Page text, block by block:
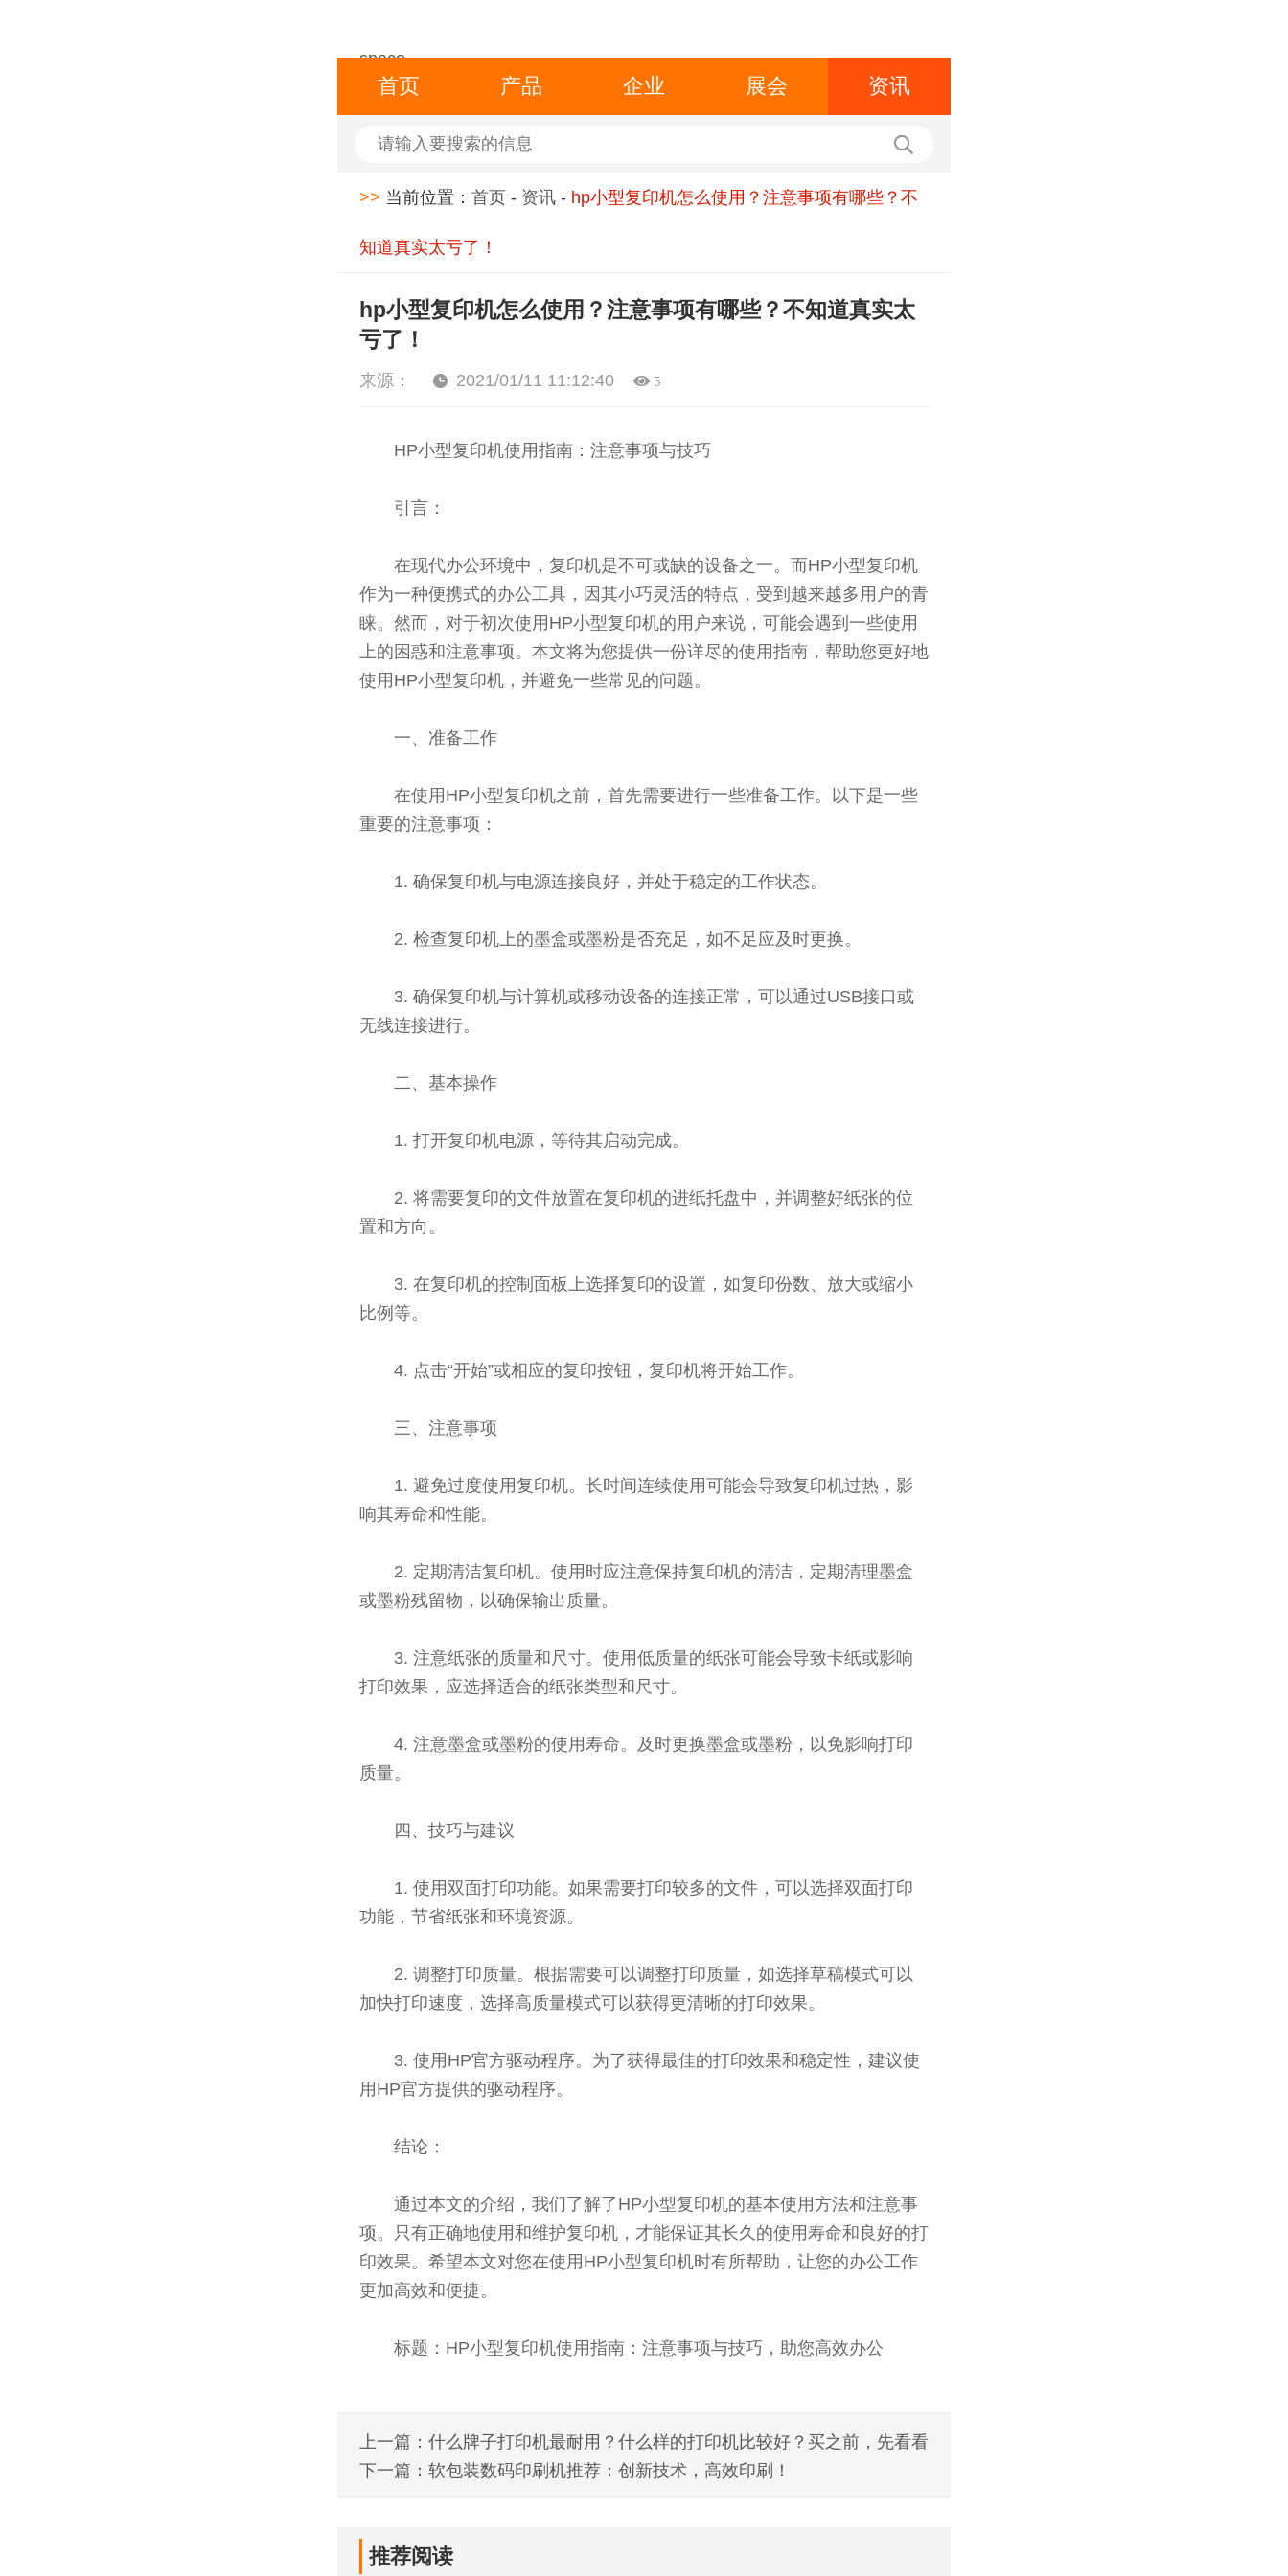
space
首页 产品 企业 展会 资讯
>> 当前位置： 首页 - 资讯- hp小型复印机怎么使用？注意事项有哪些？不
知道真实太亏了！
hp小型复印机怎么使用？注意事项有哪些？不知道真实太
亏了！
来源： 2021/01/11 11:12:40 5
HP小型复印机使用指南：注意事项与技巧
引言：
在现代办公环境中，复印机是不可或缺的设备之一。而HP小型复印机
作为一种便携式的办公工具，因其小巧灵活的特点，受到越来越多用户的青
睐。然而，对于初次使用HP小型复印机的用户来说，可能会遇到一些使用
上的困惑和注意事项。本文将为您提供一份详尽的使用指南，帮助您更好地
使用HP小型复印机，并避免一些常见的问题。
一、准备工作
在使用HP小型复印机之前，首先需要进行一些准备工作。以下是一些
重要的注意事项：
1. 确保复印机与电源连接良好，并处于稳定的工作状态。
2. 检查复印机上的墨盒或墨粉是否充足，如不足应及时更换。
3. 确保复印机与计算机或移动设备的连接正常，可以通过USB接口或
无线连接进行。
二、基本操作
1. 打开复印机电源，等待其启动完成。
2. 将需要复印的文件放置在复印机的进纸托盘中，并调整好纸张的位
置和方向。
3. 在复印机的控制面板上选择复印的设置，如复印份数、放大或缩小
比例等。
4. 点击“开始”或相应的复印按钮，复印机将开始工作。
三、注意事项
1. 避免过度使用复印机。长时间连续使用可能会导致复印机过热，影
响其寿命和性能。
2. 定期清洁复印机。使用时应注意保持复印机的清洁，定期清理墨盒
或墨粉残留物，以确保输出质量。
3. 注意纸张的质量和尺寸。使用低质量的纸张可能会导致卡纸或影响
打印效果，应选择适合的纸张类型和尺寸。
4. 注意墨盒或墨粉的使用寿命。及时更换墨盒或墨粉，以免影响打印
质量。
四、技巧与建议
1. 使用双面打印功能。如果需要打印较多的文件，可以选择双面打印
功能，节省纸张和环境资源。
2. 调整打印质量。根据需要可以调整打印质量，如选择草稿模式可以
加快打印速度，选择高质量模式可以获得更清晰的打印效果。
3. 使用HP官方驱动程序。为了获得最佳的打印效果和稳定性，建议使
用HP官方提供的驱动程序。
结论：
通过本文的介绍，我们了解了HP小型复印机的基本使用方法和注意事
项。只有正确地使用和维护复印机，才能保证其长久的使用寿命和良好的打
印效果。希望本文对您在使用HP小型复印机时有所帮助，让您的办公工作
更加高效和便捷。
标题：HP小型复印机使用指南：注意事项与技巧，助您高效办公
上一篇：什么牌子打印机最耐用？什么样的打印机比较好？买之前，先看看
这几款！
下一篇：软包装数码印刷机推荐：创新技术，高效印刷！
推荐阅读